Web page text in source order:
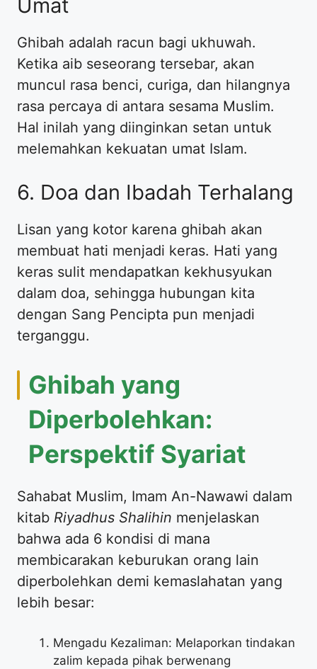
Umat
Ghibah adalah racun bagi ukhuwah.
Ketika aib seseorang tersebar, akan
muncul rasa benci, curiga, dan hilangnya
rasa percaya di antara sesama Muslim.
Hal inilah yang diinginkan setan untuk
melemahkan kekuatan umat Islam.
6. Doa dan Ibadah Terhalang
Lisan yang kotor karena ghibah akan
membuat hati menjadi keras. Hati yang
keras sulit mendapatkan kekhusyukan
dalam doa, sehingga hubungan kita
dengan Sang Pencipta pun menjadi
terganggu.
Ghibah yang
Diperbolehkan:
Perspektif Syariat
Sahabat Muslim, Imam An-Nawawi dalam
kitab Riyadhus Shalihin menjelaskan
bahwa ada 6 kondisi di mana
membicarakan keburukan orang lain
diperbolehkan demi kemaslahatan yang
lebih besar:
Mengadu Kezaliman: Melaporkan tindakan
zalim kepada pihak berwenang